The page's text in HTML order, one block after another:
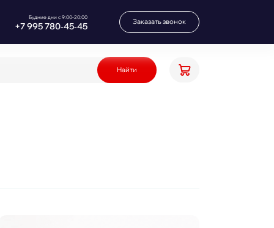
Будние дни с 9:00-20:00
+7 995 780‑45‑45 Заказать звонок
Найти